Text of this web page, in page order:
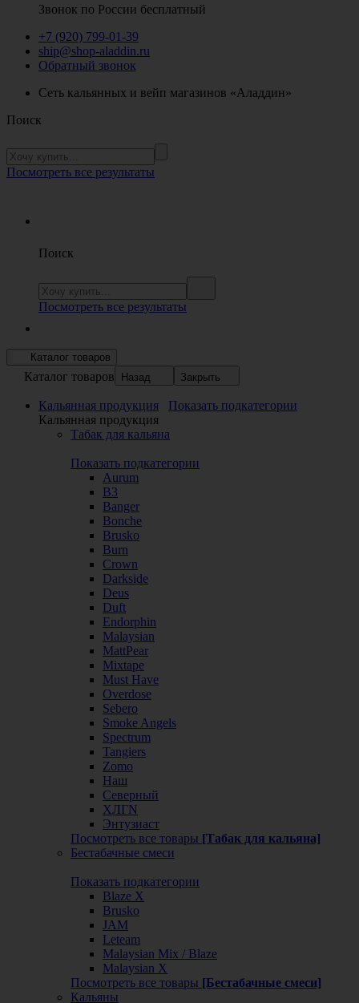
Звонок по России бесплатный
+7 (920) 799-01-39
ship@shop-aladdin.ru
Обратный звонок
Сеть кальянных и вейп магазинов «Аладдин»
Поиск
Посмотреть все результаты
Поиск
Посмотреть все результаты
Каталог товаров
Каталог товаров Назад Закрыть
Кальянная продукция
Показать подкатегории
Кальянная продукция
Табак для кальяна
Показать подкатегории
Aurum
B3
Banger
Bonche
Brusko
Burn
Crown
Darkside
Deus
Duft
Endorphin
Malaysian
MattPear
Mixtape
Must Have
Overdose
Sebero
Smoke Angels
Spectrum
Tangiers
Zomo
Наш
Северный
ХЛГN
Энтузиаст
Посмотреть все товары [Табак для кальяна]
Бестабачные смеси
Показать подкатегории
Blaze X
Brusko
JAM
Leteam
Malaysian Mix / Blaze
Malaysian X
Посмотреть все товары [Бестабачные смеси]
Кальяны